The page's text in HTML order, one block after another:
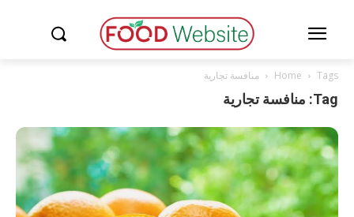
Home Tags منافسة تجارية
Tag: منافسة تجارية